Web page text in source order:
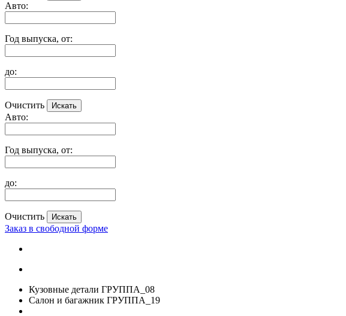
Авто:
Год выпуска, от:
до:
Очистить
Авто:
Год выпуска, от:
до:
Очистить
Заказ в свободной форме
Кузовные детали ГРУППА_08
Салон и багажник ГРУППА_19